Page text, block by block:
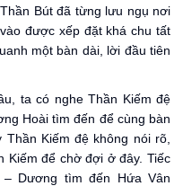
Bút đã từng lưu ngụ nơi
được xếp đặt khá chu tất
một bàn dài, lời đầu tiên
ta có nghe Thần Kiếm đệ
Hoài tìm đến để cùng bàn
Kiếm đệ không nói rõ,
Kiếm để chờ đợi ở đây. Tiếc
Dương tìm đến Hứa Vân